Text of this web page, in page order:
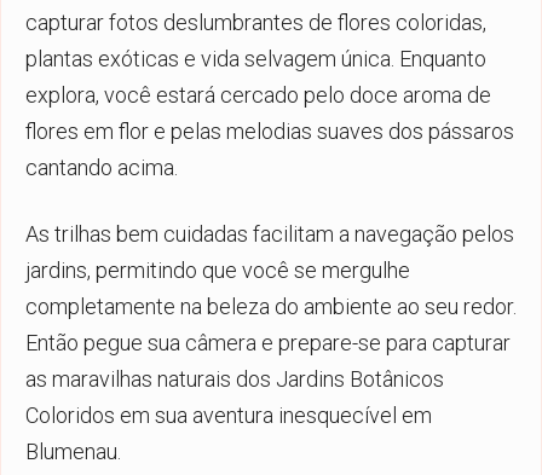
capturar fotos deslumbrantes de flores coloridas,
plantas exóticas e vida selvagem única. Enquanto
explora, você estará cercado pelo doce aroma de
flores em flor e pelas melodias suaves dos pássaros
cantando acima.
As trilhas bem cuidadas facilitam a navegação pelos
jardins, permitindo que você se mergulhe
completamente na beleza do ambiente ao seu redor.
Então pegue sua câmera e prepare-se para capturar
as maravilhas naturais dos Jardins Botânicos
Coloridos em sua aventura inesquecível em
Blumenau.